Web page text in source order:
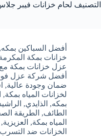
التصنيف لحام خزانات فيبر
أفضل السباكين بمكه,
خزانات بمكة المكرمة
عزل خزانات بمكة
أفضل شركة عزل
ضمان وجودة عالية,
لخزانات المياه بمكة,
بمكه, الذايدي,
الطائف, الطريقة
المياه بمكة, العزيزية,
الخزانات ضد